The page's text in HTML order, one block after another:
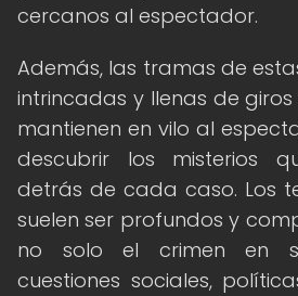
cercanos al espectador.
Además, las tramas de
intrincadas y llenas de
mantienen en vilo al
descubrir los misterios
detrás de cada caso. Los
suelen ser profundos y
no solo el crimen en
cuestiones sociales,